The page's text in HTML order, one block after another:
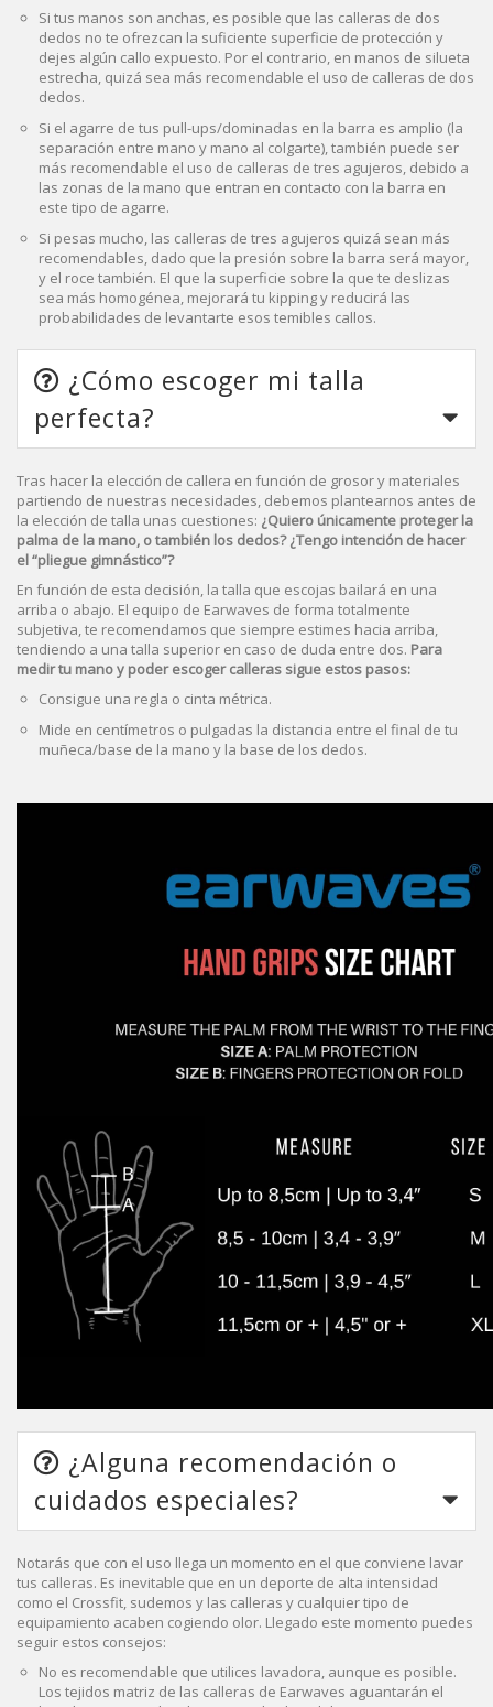
Si tus manos son anchas, es posible que las calleras de dos
dedos no te ofrezcan la suficiente superficie de protección y
dejes algún callo expuesto. Por el contrario, en manos de silueta
estrecha, quizá sea más recomendable el uso de calleras de dos
dedos.
Si el agarre de tus pull-ups/dominadas en la barra es amplio (la
separación entre mano y mano al colgarte), también puede ser
más recomendable el uso de calleras de tres agujeros, debido a
las zonas de la mano que entran en contacto con la barra en
este tipo de agarre.
Si pesas mucho, las calleras de tres agujeros quizá sean más
recomendables, dado que la presión sobre la barra será mayor,
y el roce también. El que la superficie sobre la que te deslizas
sea más homogénea, mejorará tu kipping y reducirá las
probabilidades de levantarte esos temibles callos.
¿Cómo escoger mi talla
perfecta?
Tras hacer la elección de callera en función de grosor y materiales
partiendo de nuestras necesidades, debemos plantearnos antes de
la elección de talla unas cuestiones: ¿Quiero únicamente proteger la
palma de la mano, o también los dedos? ¿Tengo intención de hacer
el “pliegue gimnástico”?
En función de esta decisión, la talla que escojas bailará en una
arriba o abajo. El equipo de Earwaves de forma totalmente
subjetiva, te recomendamos que siempre estimes hacia arriba,
tendiendo a una talla superior en caso de duda entre dos. Para
medir tu mano y poder escoger calleras sigue estos pasos:
Consigue una regla o cinta métrica.
Mide en centímetros o pulgadas la distancia entre el final de tu
muñeca/base de la mano y la base de los dedos.
¿Alguna recomendación o
cuidados especiales?
Notarás que con el uso llega un momento en el que conviene lavar
tus calleras. Es inevitable que en un deporte de alta intensidad
como el Crossfit, sudemos y las calleras y cualquier tipo de
equipamiento acaben cogiendo olor. Llegado este momento puedes
seguir estos consejos:
No es recomendable que utilices lavadora, aunque es posible.
Los tejidos matriz de las calleras de Earwaves aguantarán el